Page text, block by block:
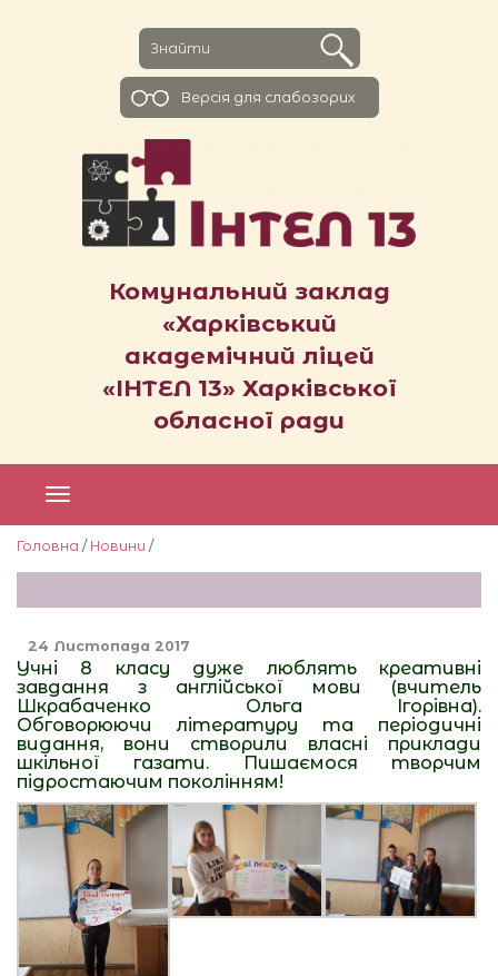
Комунальний заклад
«Харківський
академічний ліцей
«ІНТЕЛ 13» Харківської
обласної ради
Версiя для слабозорих
Головна / Новини /
24 Листопада 2017
Учні 8 класу дуже люблять креативні
завдання з англійської мови (вчитель
Шкрабаченко Ольга Ігорівна).
Обговорюючи літературу та періодичні
видання, вони створили власні приклади
шкільної газати. Пишаємося творчим
підростаючим поколінням!